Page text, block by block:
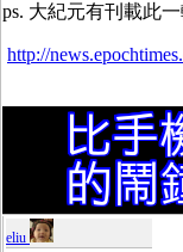
ps. 大紀元有刊載此一
http://
eliu